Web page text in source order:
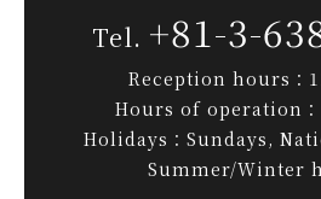
+81-3-
Reception hours：
Hours of operation：
Holidays：Sundays,
Summer/Winter